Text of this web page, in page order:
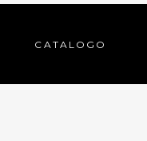
CATALOGO